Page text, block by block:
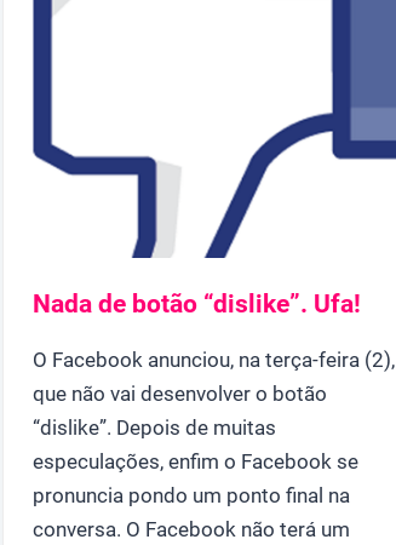
Nada de botão “dislike”. Ufa!
O Facebook anunciou, na terça-feira (2),
que não vai desenvolver o botão
“dislike”. Depois de muitas
especulações, enfim o Facebook se
pronuncia pondo um ponto final na
conversa. O Facebook não terá um